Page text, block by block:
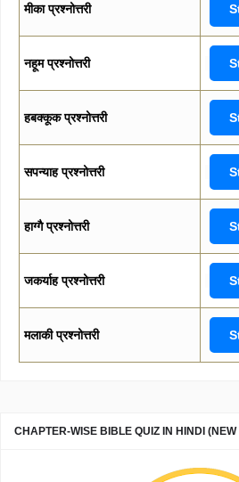
मीका प्रश्नोत्तरी
नहूम प्रश्नोत्तरी
हबक्कूक प्रश्नोत्तरी
सपन्याह प्रश्नोत्तरी
हाग्गै प्रश्नोत्तरी
जकर्याह प्रश्नोत्तरी
मलाकी प्रश्नोत्तरी
CHAPTER-WISE BIBLE QUIZ IN HINDI (NEW